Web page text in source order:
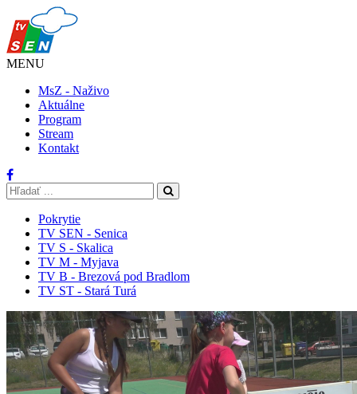
MENU
MsZ - Naživo
Aktuálne
Program
Stream
Kontakt
Pokrytie
TV SEN - Senica
TV S - Skalica
TV M - Myjava
TV B - Brezová pod Bradlom
TV ST - Stará Turá